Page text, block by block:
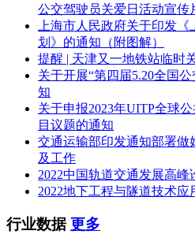
公交驾驶员关爱日活动宣传
上海市人民政府关于印发
划》的通知（附图解）
提醒 | 天津又一地铁站临时
关于开展“第四届5.20全国
知
关于申报2023年UITP全球
目议题的通知
交通运输部印发通知部署
及工作
2022中国轨道交通发展高峰
2022地下工程与隧道技术应
行业数据更多